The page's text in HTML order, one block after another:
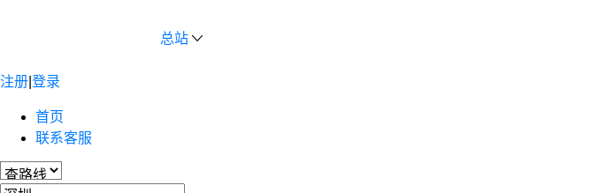
总站
注册 登录
首页
联系客服